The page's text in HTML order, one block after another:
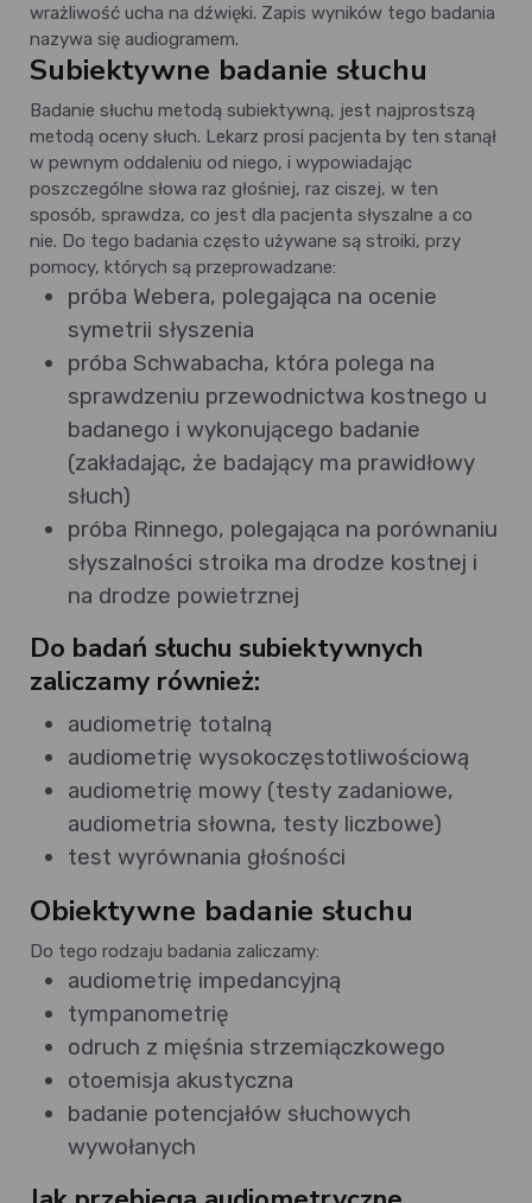
wrażliwość ucha na dźwięki. Zapis wyników tego badania
nazywa się audiogramem.
Subiektywne badanie słuchu
Badanie słuchu metodą subiektywną, jest najprostszą
metodą oceny słuch. Lekarz prosi pacjenta by ten stanął
w pewnym oddaleniu od niego, i wypowiadając
poszczególne słowa raz głośniej, raz ciszej, w ten
sposób, sprawdza, co jest dla pacjenta słyszalne a co
nie. Do tego badania często używane są stroiki, przy
pomocy, których są przeprowadzane:
próba Webera, polegająca na ocenie
symetrii słyszenia
próba Schwabacha, która polega na
sprawdzeniu przewodnictwa kostnego u
badanego i wykonującego badanie
(zakładając, że badający ma prawidłowy
słuch)
próba Rinnego, polegająca na porównaniu
słyszalności stroika ma drodze kostnej i
na drodze powietrznej
Do badań słuchu subiektywnych
zaliczamy również:
audiometrię totalną
audiometrię wysokoczęstotliwościową
audiometrię mowy (testy zadaniowe,
audiometria słowna, testy liczbowe)
test wyrównania głośności
Obiektywne badanie słuchu
Do tego rodzaju badania zaliczamy:
audiometrię impedancyjną
tympanometrię
odruch z mięśnia strzemiączkowego
otoemisja akustyczna
badanie potencjałów słuchowych
wywołanych